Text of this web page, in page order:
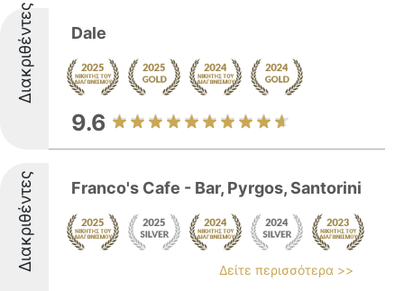
Διακριθέντες Dale
9.6
Διακριθέντες Franco's Cafe - Bar, Pyrgos, Santorini
Δείτε περισσότερα >>